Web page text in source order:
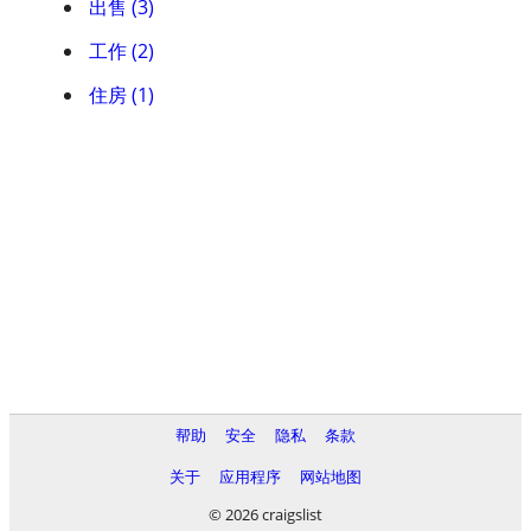
出售 (3)
工作 (2)
住房 (1)
帮助 安全 隐私
条款
关于
应用程序
网站地图
© 2026 craigslist